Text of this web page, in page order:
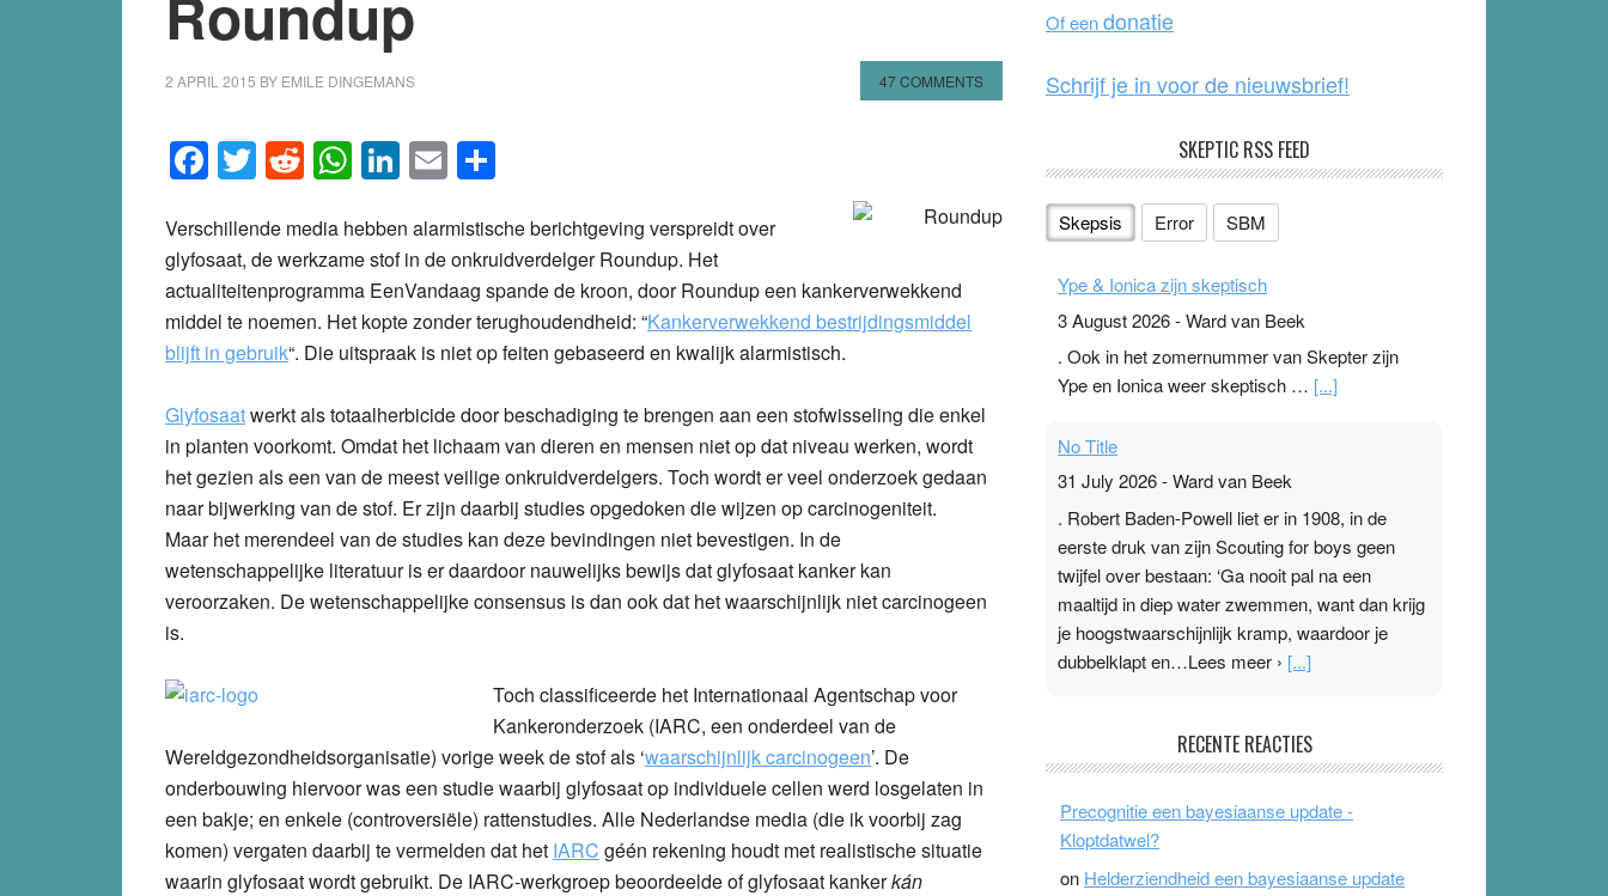
2 APRIL 2015 BY EMILE DINGEMANS 47 COMMENTS
Facebook
Twitter
Reddit
WhatsApp
LinkedIn
Email
Verschillende media hebben alarmistische berichtgeving verspreidt over
glyfosaat, de werkzame stof in de onkruidverdelger Roundup. Het
actualiteitenprogramma EenVandaag spande de kroon, door Roundup een kankerverwekkend
middel te noemen. Het kopte zonder terughoudendheid: “Kankerverwekkend bestrijdingsmiddel
blijft in gebruik“. Die uitspraak is niet op feiten gebaseerd en kwalijk alarmistisch.
Glyfosaatwerkt als totaalherbicide door beschadiging te brengen aan een stofwisseling die enkel
in planten voorkomt. Omdat het lichaam van dieren en mensen niet op dat niveau werken, wordt
het gezien als een van de meest veilige onkruidverdelgers. Toch wordt er veel onderzoek gedaan
naar bijwerking van de stof. Er zijn daarbij studies opgedoken die wijzen op carcinogeniteit.
Maar het merendeel van de studies kan deze bevindingen niet bevestigen. In de
wetenschappelijke literatuur is er daardoor nauwelijks bewijs dat glyfosaat kanker kan
veroorzaken. De wetenschappelijke consensus is dan ook dat het waarschijnlijk niet carcinogeen
is.
Toch classificeerde het Internationaal Agentschap voor
Kankeronderzoek (IARC, een onderdeel van de
Wereldgezondheidsorganisatie) vorige week de stof als ‘waarschijnlijk carcinogeen’. De
onderbouwing hiervoor was een studie waarbij glyfosaat op individuele cellen werd losgelaten in
een bakje; en enkele (controversiële) rattenstudies. Alle Nederlandse media (die ik voorbij zag
komen) vergaten daarbij te vermelden dat het IARC géén rekening houdt met realistische situatie
waarin glyfosaat wordt gebruikt. De IARC-werkgroep beoordeelde of glyfosaat kankerkán
k
Of eendonatie
Schrijf je in voor de nieuwsbrief!
SKEPTIC RSS FEED
Skepsis Error SBM
Ype & Ionica zijn skeptisch
3 August 2026-Ward van Beek
. Ook in het zomernummer van Skepter zijn
Ype en Ionica weer skeptisch … [...]
No Title
31 July 2026-Ward van Beek
. Robert Baden-Powell liet er in 1908, in de
eerste druk van zijn Scouting for boys geen
twijfel over bestaan: ‘Ga nooit pal na een
maaltijd in diep water zwemmen, want dan krijg
je hoogstwaarschijnlijk kramp, waardoor je
dubbelklapt en…Lees meer › [...]
Ward van Beek
topsporters. Ze hopen ermee hun hartslag te
verlagen terwijl ze meer zuurstof opnemen.
Daarop heeft zo’n pleister geen effect. Maar het
RECENTE REACTIES
Precognitie een bayesiaanse update -
Kloptdatwel?
on Helderziendheid een bayesiaanse update